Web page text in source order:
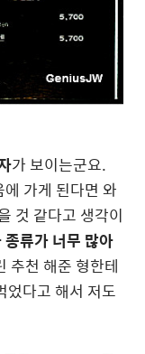
가 보이는군요.
가게 된다면 와
것 같다고 생각이
종류가 너무 많아
추천 해준 형한테
었다고 해서 저도